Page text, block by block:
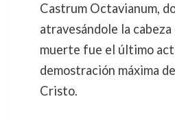
Castrum Octavianum,
atravesándole la cabeza
muerte fue el último
demostración máxima
Cristo.